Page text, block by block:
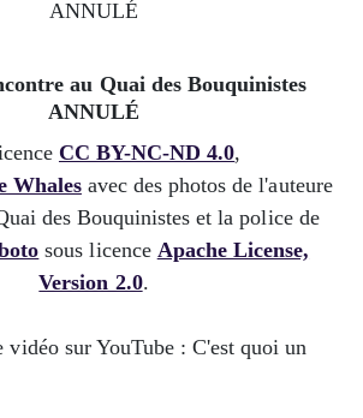
au Quai des Bouquinistes
ANNULÉ
CC BY-NC-ND 4.0,
Whalesavec des photos de l'auteure
des Bouquinistes et la police de
sous licence Apache License,
Version 2.0.